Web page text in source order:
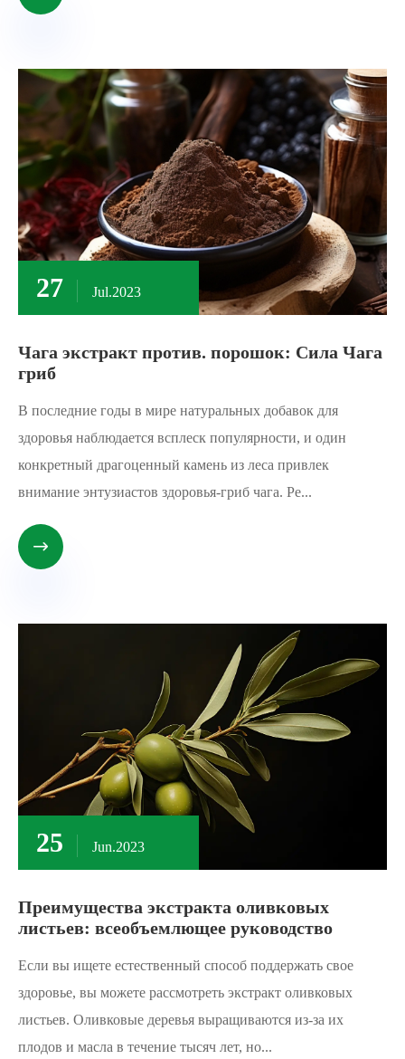
27 Jul.2023
Чага экстракт против. порошок: Сила Чага
гриб
В последние годы в мире натуральных добавок для
здоровья наблюдается всплеск популярности, и один
конкретный драгоценный камень из леса привлек
внимание энтузиастов здоровья-гриб чага. Ре...

25 Jun.2023
Преимущества экстракта оливковых
листьев: всеобъемлющее руководство
Если вы ищете естественный способ поддержать свое
здоровье, вы можете рассмотреть экстракт оливковых
листьев. Оливковые деревья выращиваются из-за их
плодов и масла в течение тысяч лет, но...